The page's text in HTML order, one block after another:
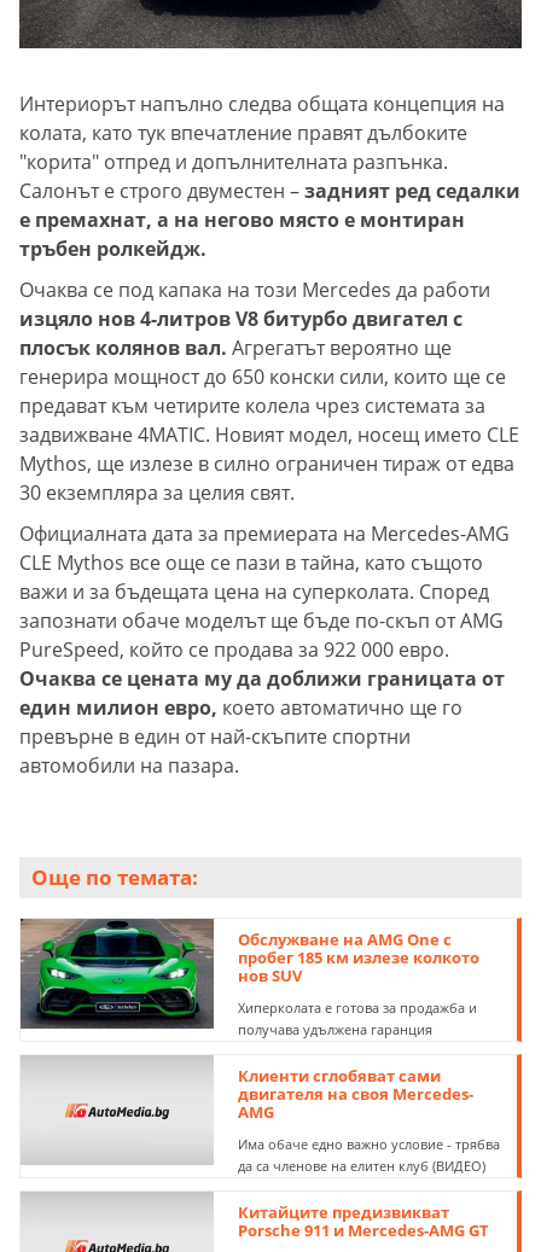
Интериорът напълно следва общата концепция на
колата, като тук впечатление правят дълбоките
"корита" отпред и допълнителната разпънка.
Салонът е строго двуместен –задният ред седалки
е премахнат, а на негово място е монтиран
тръбен ролкейдж.
Очаква се под капака на този Mercedes да работи
изцяло нов 4-литров V8 битурбо двигател с
плосък колянов вал. Агрегатът вероятно ще
генерира мощност до 650 конски сили, които ще се
предават към четирите колела чрез системата за
задвижване 4MATIC. Новият модел, носещ името CLE
Mythos, ще излезе в силно ограничен тираж от едва
30 екземпляра за целия свят.
Официалната дата за премиерата на Mercedes-AMG
CLE Mythos все още се пази в тайна, като същото
важи и за бъдещата цена на суперколата. Според
запознати обаче моделът ще бъде по-скъп от AMG
PureSpeed, който се продава за 922 000 евро.
Очаква се цената му да доближи границата от
един милион евро, което автоматично ще го
превърне в един от най-скъпите спортни
автомобили на пазара.
Още по темата:
Обслужване на AMG One с
пробег 185 км излезе колкото
нов SUV
Хиперколата е готова за продажба и
получава удължена гаранция
Клиенти сглобяват сами
двигателя на своя Mercedes-
AMG
Има обаче едно важно условие - трябва
да са членове на елитен клуб (ВИДЕО)
Китайците предизвикват
Porsche 911 и Mercedes-AMG GT